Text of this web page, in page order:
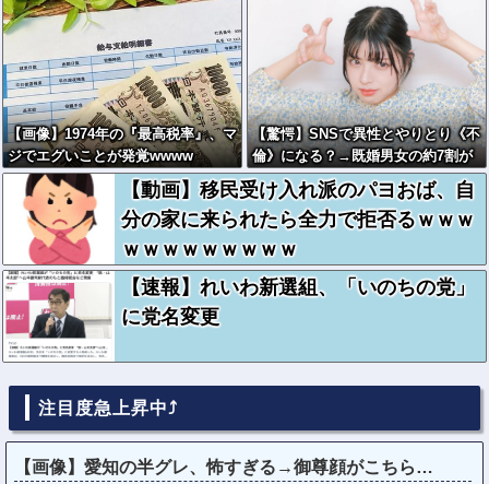
【画像】1974年の『最高税率』、マ
ジでエグいことが発覚wwww
【驚愕】SNSで異性とやりとり《不
倫》になる？→既婚男女の約7割が
まさかの『こう』回答してしまうw
w w w w w w w
【動画】移民受け入れ派のパヨおば、自
分の家に来られたら全力で拒否るｗｗｗ
ｗｗｗｗｗｗｗｗｗ
【速報】れいわ新選組、「いのちの党」
に党名変更
注目度急上昇中⤴
【画像】愛知の半グレ、怖すぎる→御尊顔がこちら…